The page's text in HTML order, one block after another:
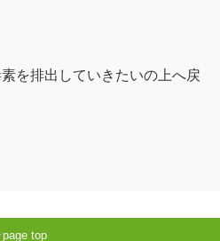
を排出していきたいの上へ戻
page top